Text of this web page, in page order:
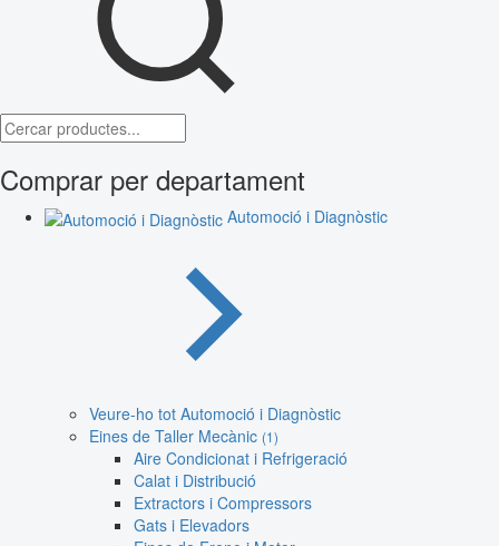
Comprar per departament
Automoció i Diagnòstic
Veure-ho tot Automoció i Diagnòstic
Eines de Taller Mecànic (1)
Aire Condicionat i Refrigeració
Calat i Distribució
Extractors i Compressors
Gats i Elevadors